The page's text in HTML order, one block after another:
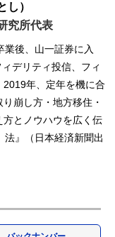
し）
究所代表
業後、山一証券に入
デリティ投信、フィ
年、定年を機に合
崩し方・地方移住・
とノウハウを広く伝
法』（日本経済新聞出